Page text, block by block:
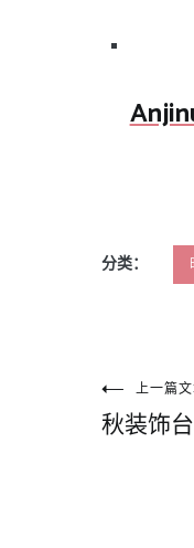
分类：
文上一篇
秋装饰